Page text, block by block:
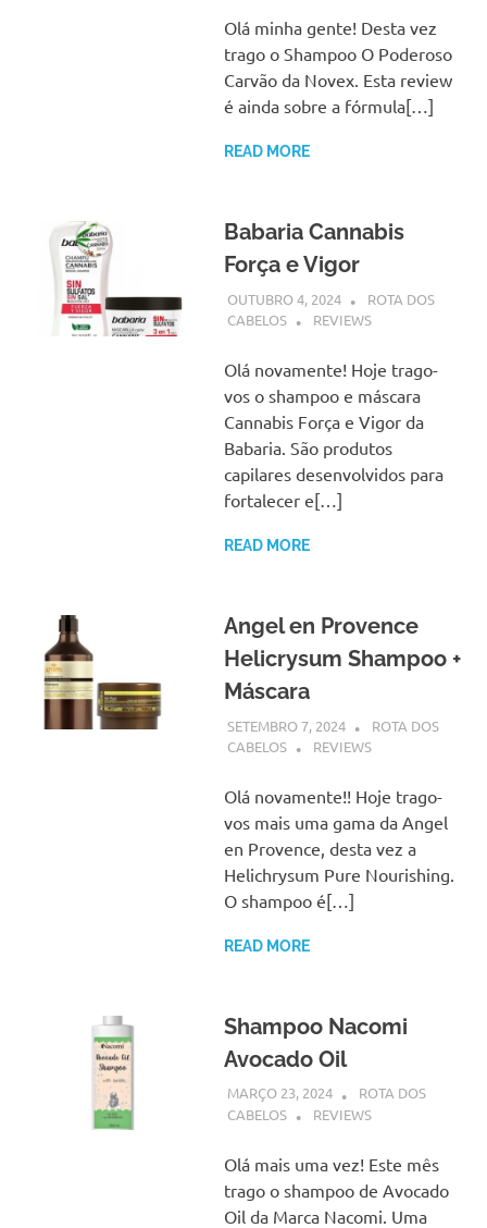
Olá minha gente! Desta vez
trago o Shampoo O Poderoso
Carvão da Novex. Esta review
é ainda sobre a fórmula[…]
READ MORE
Babaria Cannabis
Força e Vigor
OUTUBRO 4, 2024
ROTA DOS
CABELOS
REVIEWS
Olá novamente! Hoje trago-
vos o shampoo e máscara
Cannabis Força e Vigor da
Babaria. São produtos
capilares desenvolvidos para
fortalecer e[…]
READ MORE
Angel en Provence
Helicrysum Shampoo +
Máscara
SETEMBRO 7, 2024
ROTA DOS
CABELOS
REVIEWS
Olá novamente!! Hoje trago-
vos mais uma gama da Angel
en Provence, desta vez a
Helichrysum Pure Nourishing.
O shampoo é[…]
READ MORE
Shampoo Nacomi
Avocado Oil
MARÇO 23, 2024
ROTA DOS
CABELOS
REVIEWS
Olá mais uma vez! Este mês
trago o shampoo de Avocado
Oil da Marca Nacomi. Uma